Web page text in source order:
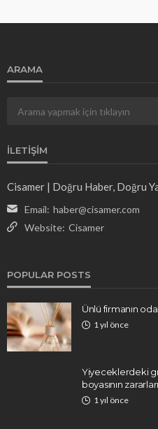
ARAMA
İLETIŞIM
Cisamer | Doğru Haber, Doğru
Email: haber@cisamer.com
Website: Cisamer
POPULAR POSTS
Ünlü firmanın
1 yıl önce
Yiyeceklerdeki
boyasının
1 yıl önce